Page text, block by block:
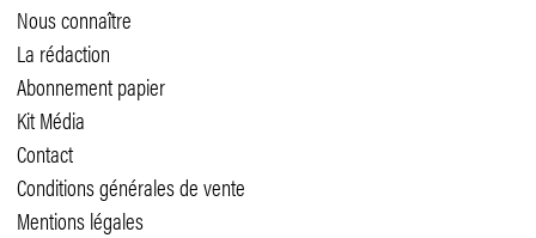
Nous connaître
La rédaction
Abonnement papier
Kit Média
Contact
Conditions générales de vente
Mentions légales